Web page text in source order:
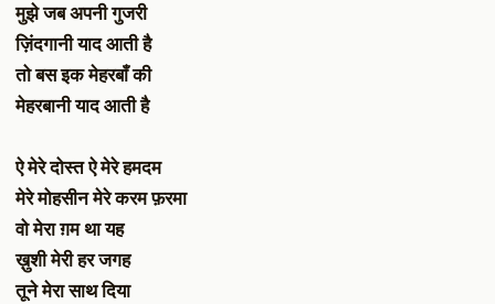
मुझे जब अपनी गुजरी
ज़िंदगानी याद आती है
तो बस इक मेहरबाँ की
मेहरबानी याद आती है
ऐ मेरे दोस्त ऐ मेरे हमदम
मेरे मोहसीन मेरे करम फ़रमा
वो मेरा ग़म था यह
ख़ुशी मेरी हर जगह
तूने मेरा साथ दिया